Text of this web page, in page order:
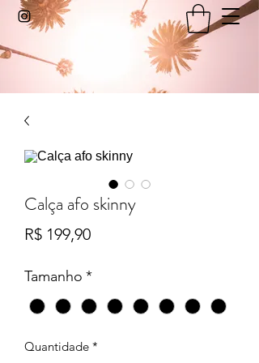
Calça afo skinny
R$ 199,90Preço
Tamanho *
Quantidade *